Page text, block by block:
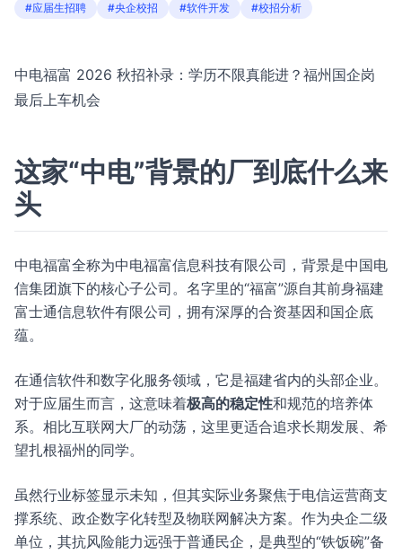
#应届生招聘
#央企校招 #软件开发 #校招分析
中电福富 2026 秋招补录：学历不限真能进？福州国企岗
最后上车机会
这家“中电”背景的厂到底什么来
头
中电福富全称为中电福富信息科技有限公司，背景是中国电
信集团旗下的核心子公司。名字里的“福富”源自其前身福建
富士通信息软件有限公司，拥有深厚的合资基因和国企底
蕴。
在通信软件和数字化服务领域，它是福建省内的头部企业。
对于应届生而言，这意味着极高的稳定性和规范的培养体
系。相比互联网大厂的动荡，这里更适合追求长期发展、希
望扎根福州的同学。
虽然行业标签显示未知，但其实际业务聚焦于电信运营商支
撑系统、政企数字化转型及物联网解决方案。作为央企二级
单位，其抗风险能力远强于普通民企，是典型的“铁饭碗”备